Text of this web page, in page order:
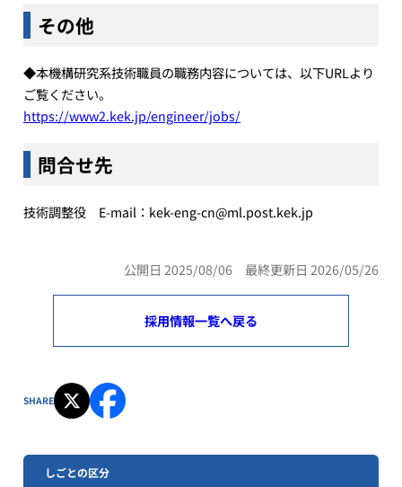
その他
◆本機構研究系技術職員の職務内容については、以下URLより
ご覧ください。
https://www2.kek.jp/engineer/jobs/
問合せ先
技術調整役 E-mail：kek-eng-cn@ml.post.kek.jp
公開日 2025/08/06 最終更新日 2026/05/26
採用情報一覧へ戻る
SHARE
しごとの区分